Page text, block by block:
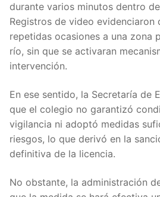
durante varios minutos dentro
Registros de video evidenciaron
repetidas ocasiones a una zona
río, sin que se activaran
intervención.
En ese sentido, la Secretaría de
que el colegio no garantizó
vigilancia ni adoptó medidas
riesgos, lo que derivó en la
definitiva de la licencia.
No obstante, la administración